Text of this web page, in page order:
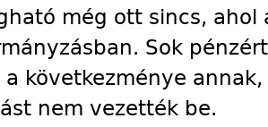
még ott sincs,
Sok
a következménye
nem vezették be.